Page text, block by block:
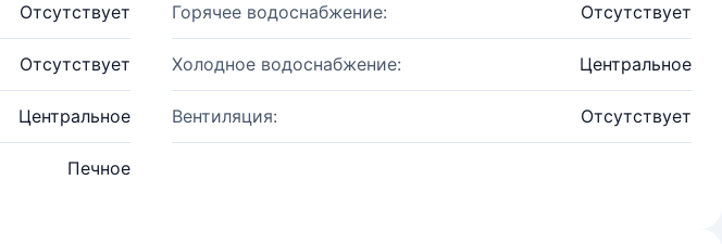
Отсутствует Горячее водоснабжение: Отсутствует
Отсутствует Холодное водоснабжение: Центральное
Центральное Вентиляция: Отсутствует
Печное